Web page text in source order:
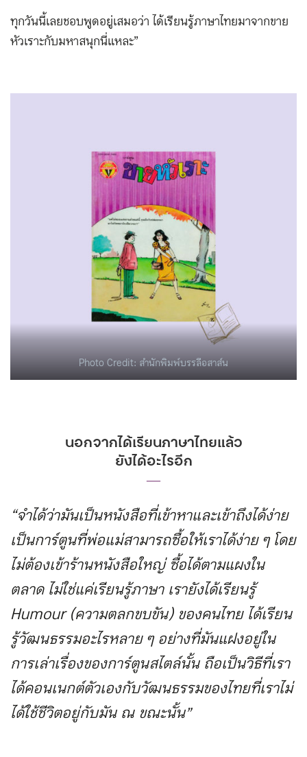
ทุกวันนี้เลยชอบพูดอยู่เสมอว่า ได้เรียนรู้ภาษาไทยมาจากขาย
หัวเราะกับมหาสนุกนี่แหละ”
Photo Credit: สำนักพิมพ์บรรลือสาส์น
นอกจากได้เรียนภาษาไทยแล้ว
ยังได้อะไรอีก
―
“จำได้ว่ามันเป็นหนังสือที่เข้าหาและเข้าถึงได้ง่าย
เป็นการ์ตูนที่พ่อแม่สามารถซื้อให้เราได้ง่าย ๆ โดย
ไม่ต้องเข้าร้านหนังสือใหญ่ ซื้อได้ตามแผงใน
ตลาด ไม่ใช่แค่เรียนรู้ภาษา เรายังได้เรียนรู้
Humour(ความตลกขบขัน) ของคนไทย ได้เรียน
รู้วัฒนธรรมอะไรหลาย ๆ อย่างที่มันแฝงอยู่ใน
การเล่าเรื่องของการ์ตูนสไตล์นั้น ถือเป็นวิธีที่เรา
ได้คอนเนกต์ตัวเองกับวัฒนธรรมของไทยที่เราไม่
ได้ใช้ชีวิตอยู่กับมัน ณ ขณะนั้น”